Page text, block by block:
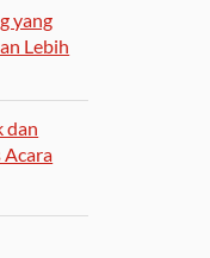
yang
Lebih
dan
Acara